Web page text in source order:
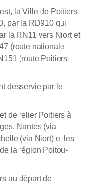
la Ville de Poitiers
par la RD910 qui
la RN11 vers Niort et
(route nationale
(route Poitiers-
desservie par le
de relier Poitiers à
Nantes (via
(via Niort) et les
la région Poitou-
au départ de